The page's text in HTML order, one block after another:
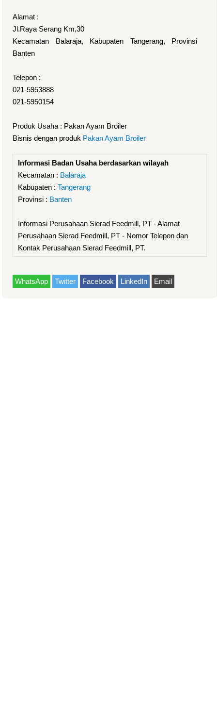
Alamat :
Jl.Raya Serang Km,30
Kecamatan Balaraja, Kabupaten Tangerang, Provinsi
Banten
Telepon :
021-5953888
021-5950154
Produk Usaha : Pakan Ayam Broiler
Bisnis dengan produk Pakan Ayam Broiler
Informasi Badan Usaha berdasarkan wilayah
Kecamatan : Balaraja
Kabupaten : Tangerang
Provinsi : Banten
Informasi Perusahaan Sierad Feedmill, PT - Alamat
Perusahaan Sierad Feedmill, PT - Nomor Telepon dan
Kontak Perusahaan Sierad Feedmill, PT.
WhatsApp Twitter Facebook LinkedIn Email